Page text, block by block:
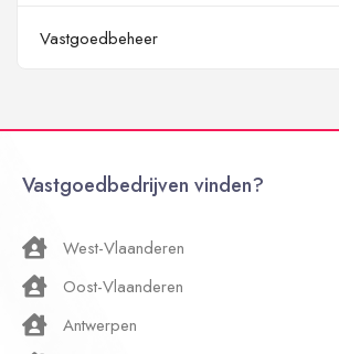
Vastgoedbeheer
Vastgoedbedrijven vinden?
West-Vlaanderen
Oost-Vlaanderen
Antwerpen